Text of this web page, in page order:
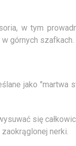
w tym
górnych szafkach.
jako "martwa
się
nerki.